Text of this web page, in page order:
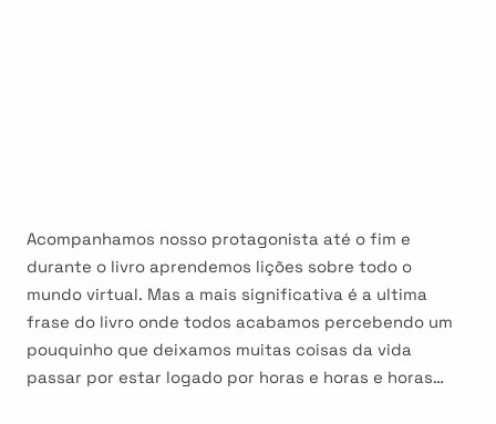
Acompanhamos nosso protagonista até o fim e
durante o livro aprendemos lições sobre todo o
mundo virtual. Mas a mais significativa é a ultima
frase do livro onde todos acabamos percebendo um
pouquinho que deixamos muitas coisas da vida
passar por estar logado por horas e horas e horas…